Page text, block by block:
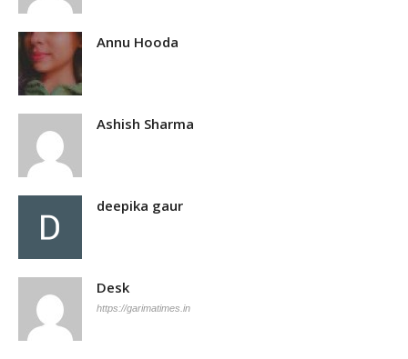
Annu Hooda
Ashish Sharma
deepika gaur
Desk
https://garimatimes.in